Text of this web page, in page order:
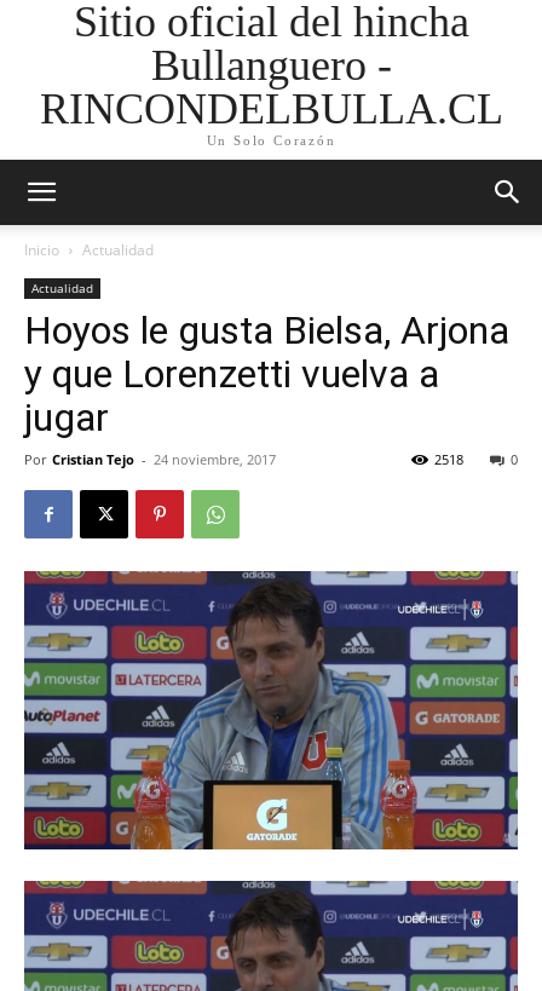
Sitio oficial del hincha
Bullanguero -
RINCONDELBULLA.CL
Un Solo Corazón
Inicio Actualidad
Actualidad
Hoyos le gusta Bielsa, Arjona
y que Lorenzetti vuelva a
jugar
Por Cristian Tejo - 24 noviembre, 2017 0
2518